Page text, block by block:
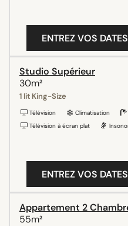
ENTREZ VOS
Studio Supérieur
30m²
1 lit King-Size
Télévision Climatisation
Télévision à écran plat
ENTREZ VOS
Appartement 2
55m²